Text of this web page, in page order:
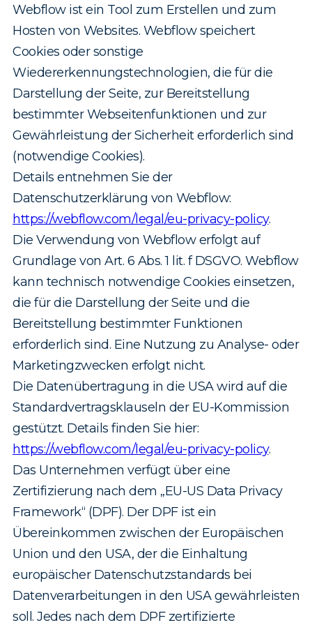
Webflow ist ein Tool zum Erstellen und zum
Hosten von Websites. Webflow speichert
Cookies oder sonstige
Wiedererkennungstechnologien, die für die
Darstellung der Seite, zur Bereitstellung
bestimmter Webseitenfunktionen und zur
Gewährleistung der Sicherheit erforderlich sind
(notwendige Cookies).
Details entnehmen Sie der
Datenschutzerklärung von Webflow:
https://webflow.com/legal/eu-privacy-policy.
Die Verwendung von Webflow erfolgt auf
Grundlage von Art. 6 Abs. 1 lit. f DSGVO. Webflow
kann technisch notwendige Cookies einsetzen,
die für die Darstellung der Seite und die
Bereitstellung bestimmter Funktionen
erforderlich sind. Eine Nutzung zu Analyse- oder
Marketingzwecken erfolgt nicht.
Die Datenübertragung in die USA wird auf die
Standardvertragsklauseln der EU-Kommission
gestützt. Details finden Sie hier:
https://webflow.com/legal/eu-privacy-policy.
Das Unternehmen verfügt über eine
Zertifizierung nach dem „EU-US Data Privacy
Framework“ (DPF). Der DPF ist ein
Übereinkommen zwischen der Europäischen
Union und den USA, der die Einhaltung
europäischer Datenschutzstandards bei
Datenverarbeitungen in den USA gewährleisten
soll. Jedes nach dem DPF zertifizierte